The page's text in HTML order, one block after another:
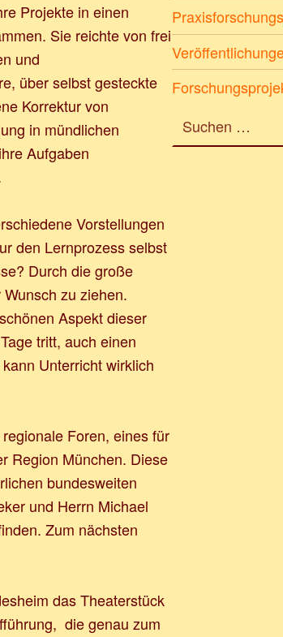
Projekte in einen
Sie reichte von frei
und
über selbst gesteckte
Korrektur von
in mündlichen
Aufgaben
Vorstellungen
den Lernprozess selbst
Durch die große
zu ziehen.
Aspekt dieser
tritt, auch einen
Unterricht wirklich
Foren, eines für
Region München. Diese
bundesweiten
und Herrn Michael
Zum nächsten
das Theaterstück
die genau zum